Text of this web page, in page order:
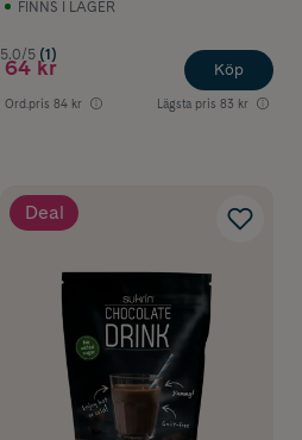
FINNS I LAGER
5.0/5 (1)
64 kr
Ord.pris 84 kr Lägsta pris 83 kr
Köp
Deal